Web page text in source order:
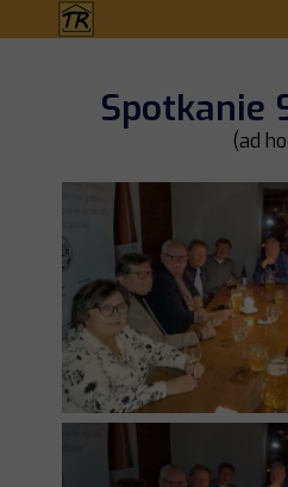
Spotkanie
(ad